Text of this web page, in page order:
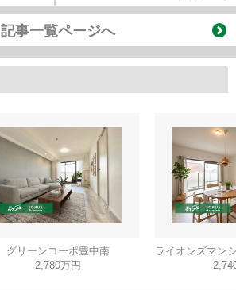
記事一覧ページへ
グリーンコーポ豊中南
2,780万円